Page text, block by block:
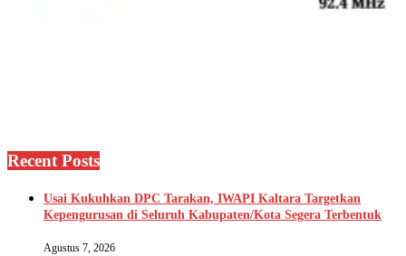
Recent Posts
Usai Kukuhkan DPC Tarakan, IWAPI Kaltara Targetkan
Kepengurusan di Seluruh Kabupaten/Kota Segera Terbentuk
Agustus 7, 2026